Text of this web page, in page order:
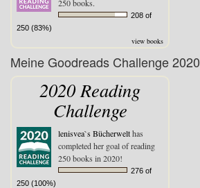
250 books.
208 of
250 (83%)
view books
Meine Goodreads Challenge 2020
2020 Reading
Challenge
lenisvea`s Bücherwelthas
completed her goal of reading
250 books in 2020!
276 of
250 (100%)